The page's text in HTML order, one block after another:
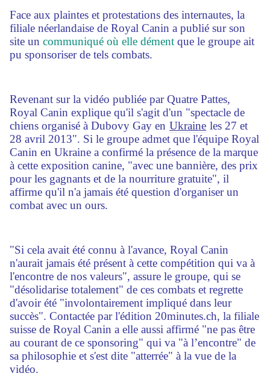
Face aux plaintes et protestations des internautes, la
filiale néerlandaise de Royal Canin a publié sur son
site un communiqué où elle dément que le groupe ait
pu sponsoriser de tels combats.
Revenant sur la vidéo publiée par Quatre Pattes,
Royal Canin explique qu'il s'agit d'un "spectacle de
chiens organisé à Dubovy Gay en Ukraine les 27 et
28 avril 2013". Si le groupe admet que l'équipe Royal
Canin en Ukraine a confirmé la présence de la marque
à cette exposition canine, "avec une bannière, des prix
pour les gagnants et de la nourriture gratuite", il
affirme qu'il n'a jamais été question d'organiser un
combat avec un ours.
"Si cela avait été connu à l'avance, Royal Canin
n'aurait jamais été présent à cette compétition qui va à
l'encontre de nos valeurs", assure le groupe, qui se
"désolidarise totalement" de ces combats et regrette
d'avoir été "involontairement impliqué dans leur
succès". Contactée par l'édition 20minutes.ch, la filiale
suisse de Royal Canin a elle aussi affirmé "ne pas être
au courant de ce sponsoring" qui va "à l’encontre" de
sa philosophie et s'est dite "atterrée" à la vue de la
vidéo.